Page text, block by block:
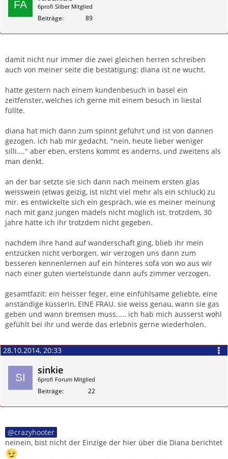
6profi Silber Mitglied
Beiträge 89
damit nicht nur immer die zwei gleichen herren schreiben
auch von meiner seite die bestätigung: diana ist ne wucht.
hatte gestern nach einem kundenbesuch in basel ein
zeitfenster, welches ich gerne mit einem besuch in liestal
füllte.
diana hat mich dann zum spinnt geführt und ist von dannen
gezogen. ich hab mir gedacht. "nein, heute lieber weniger
silli...." aber eben, erstens kommt es anderns, und zweitens als
man denkt.
an der bar setzte sie sich dann nach meinem ersten glas
weisswein (etwas geizig, ist nicht viel mehr als ein schluck) zu
mir. es entwickelte sich ein gespräch, wie es meiner meinung
nach mit ganz jungen mädels nicht möglich ist. trotzdem, 30
jahre hätte ich ihr trotzdem nicht gegeben.
nachdem ihre hand auf wanderschaft ging, blieb ihr mein
entzücken nicht verborgen. wir verzogen uns dann zum
besseren kennenlernen auf ein hinteres sofa von wo aus wir
nach einer guten viertelstunde dann aufs zimmer verzogen.
gesamtfazit: ein heisser feger, eine einfühlsame geliebte, eine
anständige küsserin, EINE FRAU. sie weiss genau, wann sie gas
geben und wann bremsen muss..... ich hab mich äusserst wohl
gefühlt bei ihr und werde das erlebnis gerne wiederholen.
Zitieren
28.10.2014, 20:33
sinkie
6profi Forum Mitglied
Beiträge 22
crazyhooter
neinein, bist nicht der Einzige der hier über die Diana berichtet